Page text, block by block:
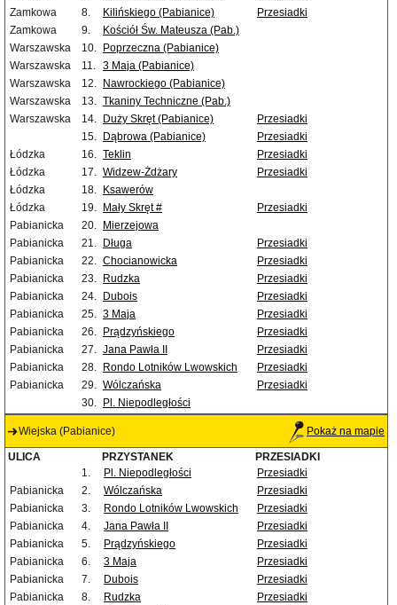
Zamkowa
8. Kilińskiego (Pabianice)
Przesiadki
Zamkowa
9.
Kościół Św. Mateusza (Pab.)
Warszawska
10.
Poprzeczna (Pabianice)
Warszawska
11. 3 Maja (Pabianice)
Warszawska
12.
Nawrockiego (Pabianice)
Warszawska
13. Tkaniny Techniczne (Pab.)
Warszawska
14. Duży Skręt (Pabianice)
Przesiadki
15.
Dąbrowa (Pabianice)
Przesiadki
Łódzka
16. Teklin
Przesiadki
Łódzka
17. Widzew-Żdżary
Przesiadki
Łódzka
18.
Ksawerów
Łódzka
19. Mały Skręt #
Przesiadki
Pabianicka
20.
Mierzejowa
Pabianicka
21. Długa
Przesiadki
Pabianicka
22. Chocianowicka
Przesiadki
Pabianicka
23. Rudzka
Przesiadki
Pabianicka
24. Dubois
Przesiadki
Pabianicka
25. 3 Maja
Przesiadki
Pabianicka
26. Prądzyńskiego
Przesiadki
Pabianicka
27. Jana Pawła II
Przesiadki
Pabianicka
28. Rondo Lotników Lwowskich
Przesiadki
Pabianicka
29. Wólczańska
Przesiadki
30.
Pl. Niepodległości
Wiejska (Pabianice) Pokaż na mapie
ULICA PRZYSTANEK
PRZESIADKI
1.
Pl. Niepodległości
Przesiadki
Pabianicka
2. Wólczańska
Przesiadki
Pabianicka
3. Rondo Lotników Lwowskich
Przesiadki
Pabianicka
4. Jana Pawła II
Przesiadki
Pabianicka
5. Prądzyńskiego
Przesiadki
Pabianicka
6. 3 Maja
Przesiadki
Pabianicka
7. Dubois
Przesiadki
Pabianicka
8. Rudzka
Przesiadki